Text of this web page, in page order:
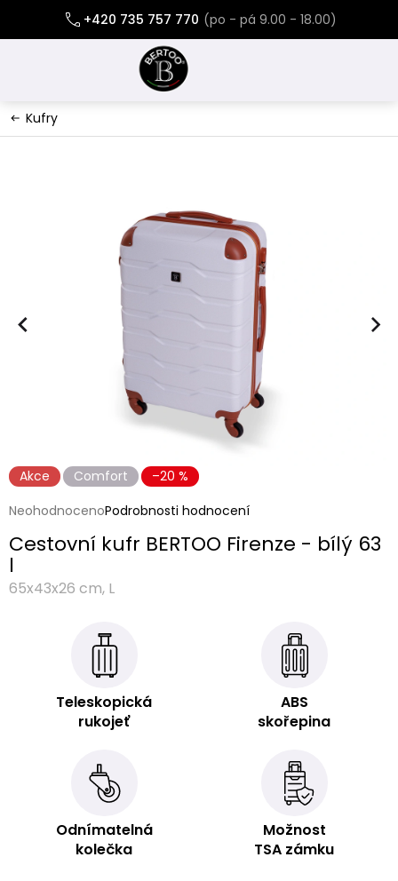
obsah
+420 735 757 770
Kufry
Akce Comfort
–20 %
Průměrné
produktu
je
0,0
z
NeohodnocenoPodrobnosti hodnocení
Cestovní kufr BERTOO Firenze - bílý 63
l
65x43x26 cm, L
Teleskopická
rukojeť
ABS
skořepina
Odnímatelná
kolečka
Možnost
TSA zámku